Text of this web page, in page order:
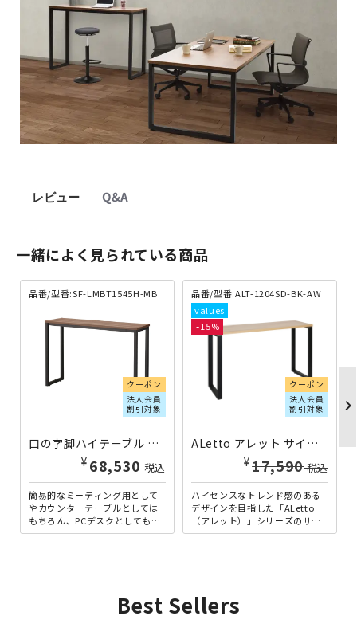
レビュー Q&A
一緒によく見られている商品
品番/型番:SF-LMBT1545H-MB
クーポン
法人会員
割引対象
口の字脚ハイテーブル W1500×D450×H1000 モカブラウン SF-LMBT1545H-MB | 825042
¥ 68,530 税込
簡易的なミーティング用として
やカウンターテーブルとしては
もちろん、PCデスクとしても使
える、多様性のあるハイテーブ
品番/型番:ALT-1204SD-BK-AW
15
クーポン
法人会員
割引対象
ALetto アレット サイドデスク W1200×D400×H720 ブラックフレーム×アッシュウッド ALT-1204SD-BK-AW | 270292
¥17,590税込
ハイセンスなトレンド感のある
デザインを目指した「ALetto
（アレット）」シリーズのサイ
ドデスク。シンプルな形状なが
chevron_right
Best Sellers